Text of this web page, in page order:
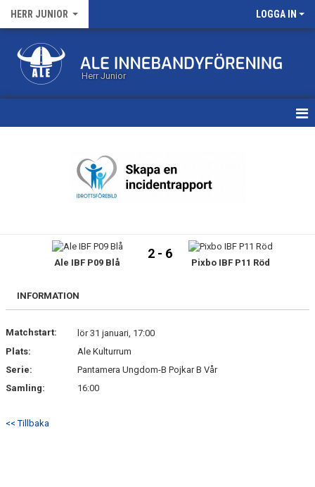
HERR JUNIOR LOGGA IN
Herr Junior
BILDGALLERI
DOKUMENT
Ale IBF P09 Blå
2 - 6
Pixbo IBF P11 Röd
INFORMATION
Matchstart:
lör 31 januari, 17:00
Plats:
Ale Kulturrum
Serie:
Pantamera Ungdom-B Pojkar B Vår
Samling:
16:00
<< Tillbaka